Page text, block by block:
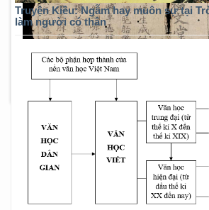
Truyện Kiều: Ngẫm hay muôn sự tại
làm người có thân